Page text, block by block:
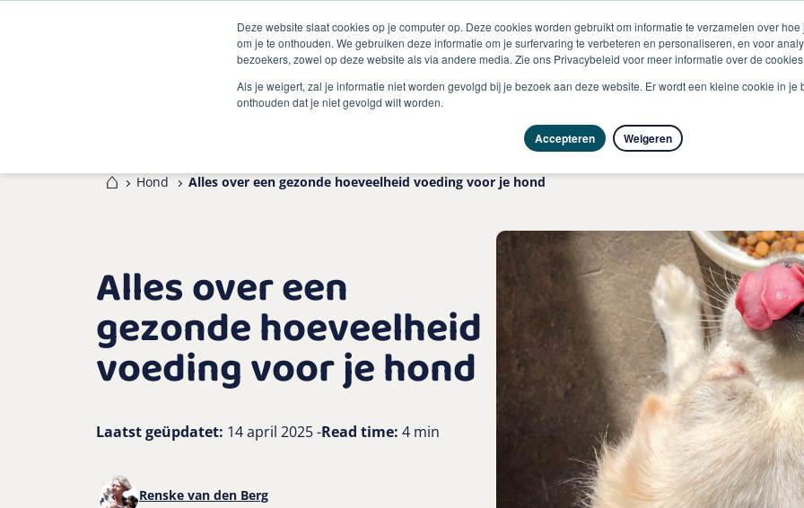
Deze website slaat cookies op je computer op. Deze cookies worden gebruikt om informatie te verzamelen over
om je te onthouden. We gebruiken deze informatie om je surfervaring te verbeteren en personaliseren, en voor
bezoekers, zowel op deze website als via andere media. Zie ons Privacybeleid voor meer informatie over de
Als je weigert, zal je informatie niet worden gevolgd bij je bezoek aan deze website. Er wordt een kleine cookie in je
onthouden dat je niet gevolgd wilt worden.
Accepteren Weigeren
Producten Vragen & advies Kennisbank
Hond Alles over een gezonde hoeveelheid voeding voor je hond
Alles over een
gezonde hoeveelheid
voeding voor je hond
Laatst geüpdatet: 14 april 2025 -Read time: 4 min
Renske van den Berg